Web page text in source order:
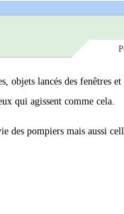
objets lancés des fenêtres
qui agissent comme cela.
des pompiers mais aussi